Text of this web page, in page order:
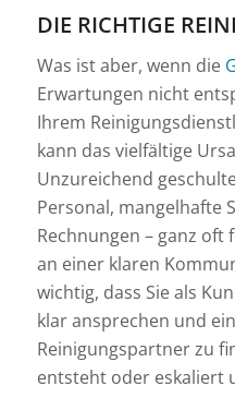
DIE RICHTIGE
Was ist aber, wenn die
Erwartungen nicht
Ihrem
kann das vielfältige
Unzureichend
Personal, mangelhafte
Rechnungen – ganz oft
an einer klaren
wichtig, dass Sie als
klar ansprechen und
Reinigungspartner zu
entsteht oder eskaliert